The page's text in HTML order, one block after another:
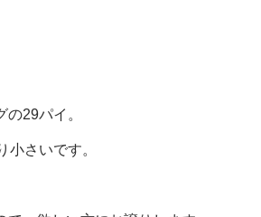
29パイ。
小さいです。